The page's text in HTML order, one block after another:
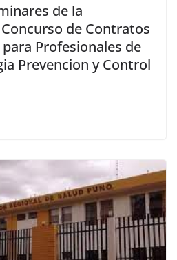
de la
de Contratos
para Profesionales de
Prevencion y Control